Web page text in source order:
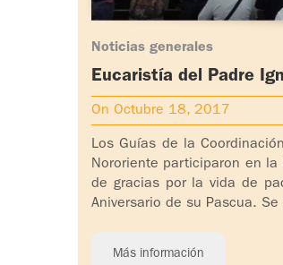
Noticias generales
Eucaristía del Padre
en Bucaramanga,
On Octubre 18, 2017
Los Guías de la
Nororiente participaron en la
de gracias por la vida de
Aniversario de su Pascua. Se
Más información